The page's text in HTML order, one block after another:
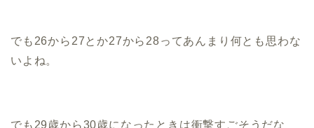
でも26から27とか27から28ってあんまり何とも思わな
いよね。
でも29歳から30歳になったときは衝撃すごそうだな